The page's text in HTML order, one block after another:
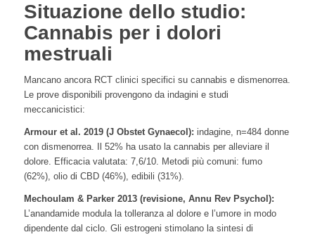
Situazione dello studio:
Cannabis per i dolori
mestruali
Mancano ancora RCT clinici specifici su cannabis e dismenorrea.
Le prove disponibili provengono da indagini e studi
meccanicistici:
Armour et al. 2019 (J Obstet Gynaecol): indagine, n=484 donne
con dismenorrea. Il 52% ha usato la cannabis per alleviare il
dolore. Efficacia valutata: 7,6/10. Metodi più comuni: fumo
(62%), olio di CBD (46%), edibili (31%).
Mechoulam & Parker 2013 (revisione, Annu Rev Psychol):
L’anandamide modula la tolleranza al dolore e l’umore in modo
dipendente dal ciclo. Gli estrogeni stimolano la sintesi di